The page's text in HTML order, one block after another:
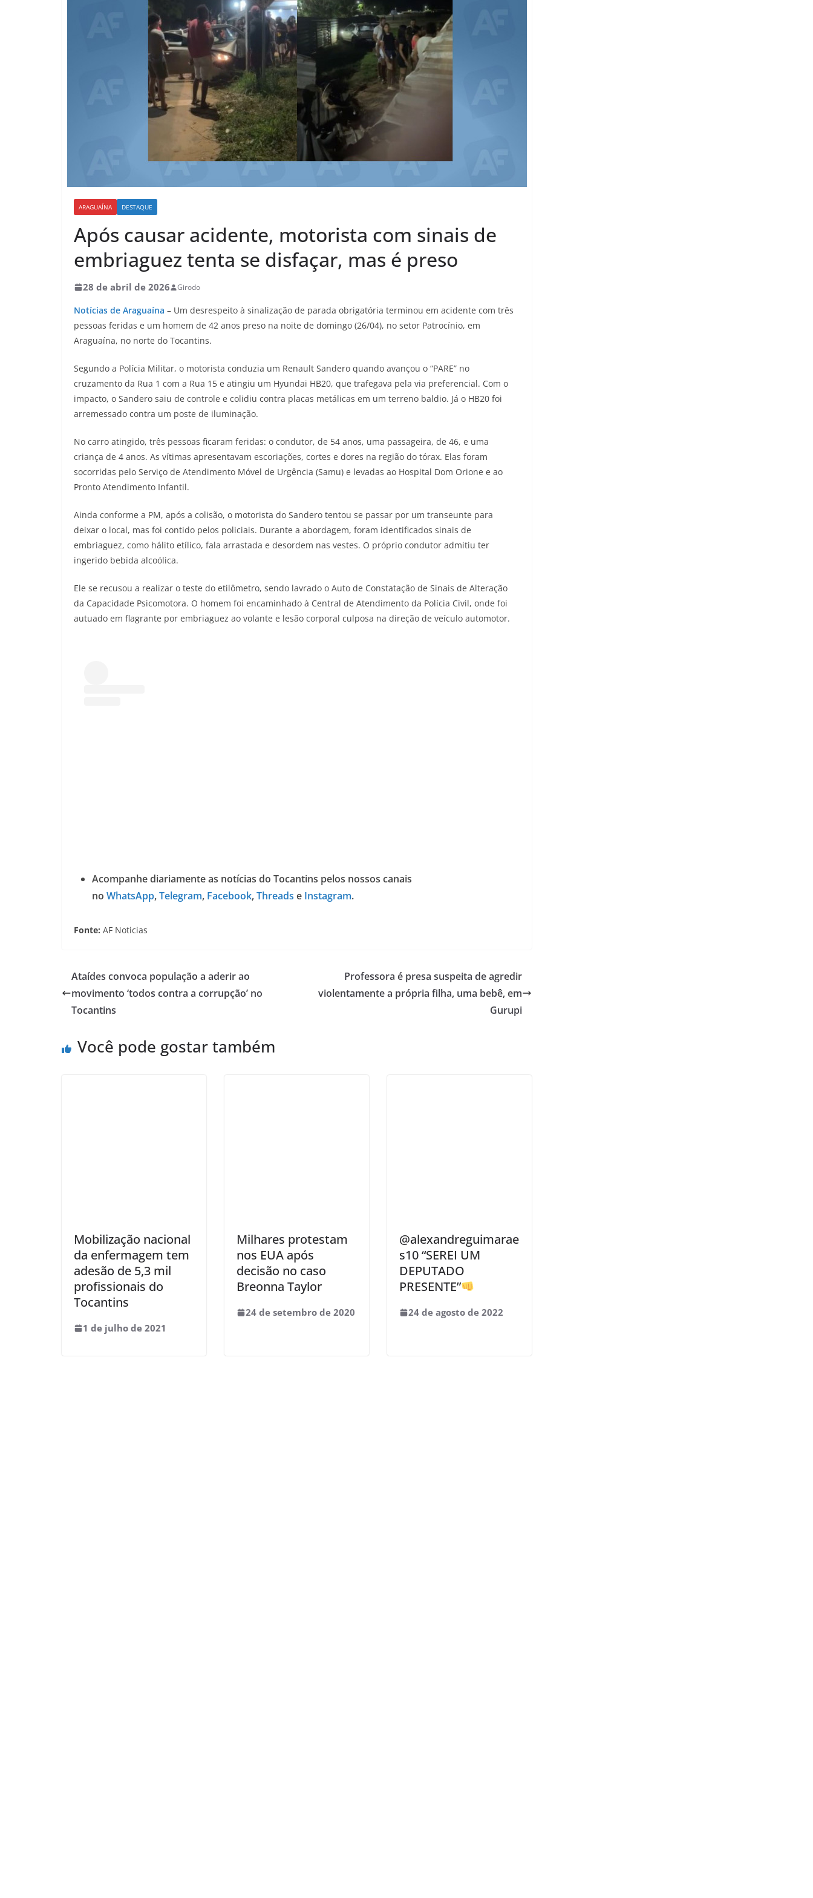
ARAGUAÍNA DESTAQUE
Após causar acidente, motorista com sinais de
embriaguez tenta se disfaçar, mas é preso
28 de abril de 2026 Girodo
Notícias de Araguaína – Um desrespeito à sinalização de parada obrigatória terminou em acidente com três
pessoas feridas e um homem de 42 anos preso na noite de domingo (26/04), no setor Patrocínio, em
Araguaína, no norte do Tocantins.
Segundo a Polícia Militar, o motorista conduzia um Renault Sandero quando avançou o “PARE” no
cruzamento da Rua 1 com a Rua 15 e atingiu um Hyundai HB20, que trafegava pela via preferencial. Com o
impacto, o Sandero saiu de controle e colidiu contra placas metálicas em um terreno baldio. Já o HB20 foi
arremessado contra um poste de iluminação.
No carro atingido, três pessoas ficaram feridas: o condutor, de 54 anos, uma passageira, de 46, e uma
criança de 4 anos. As vítimas apresentavam escoriações, cortes e dores na região do tórax. Elas foram
socorridas pelo Serviço de Atendimento Móvel de Urgência (Samu) e levadas ao Hospital Dom Orione e ao
Pronto Atendimento Infantil.
Ainda conforme a PM, após a colisão, o motorista do Sandero tentou se passar por um transeunte para
deixar o local, mas foi contido pelos policiais. Durante a abordagem, foram identificados sinais de
embriaguez, como hálito etílico, fala arrastada e desordem nas vestes. O próprio condutor admitiu ter
ingerido bebida alcoólica.
Ele se recusou a realizar o teste do etilômetro, sendo lavrado o Auto de Constatação de Sinais de Alteração
da Capacidade Psicomotora. O homem foi encaminhado à Central de Atendimento da Polícia Civil, onde foi
autuado em flagrante por embriaguez ao volante e lesão corporal culposa na direção de veículo automotor.
Acompanhe diariamente as notícias do Tocantins pelos nossos canais
no WhatsApp,Telegram, Facebook,Threads e Instagram.
Fonte: AF Noticias
Ataídes convoca população a aderir ao
movimento ‘todos contra a corrupção’ no
Tocantins
Professora é presa suspeita de agredir
violentamente a própria filha, uma bebê, em
Gurupi
Você pode gostar também
Mobilização nacional
da enfermagem tem
adesão de 5,3 mil
profissionais do
Tocantins
1 de julho de 2021
Milhares protestam
nos EUA após
decisão no caso
Breonna Taylor
24 de setembro de 2020
@alexandreguimarae
s10 “SEREI UM
DEPUTADO
PRESENTE”
24 de agosto de 2022